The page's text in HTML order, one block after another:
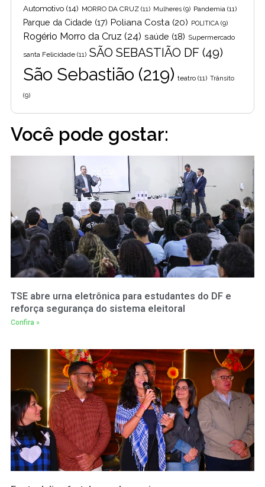
Automotivo (14) MORRO DA CRUZ (11) Mulheres (9) Pandemia (11)
Parque da Cidade (17) Poliana Costa (20) POLITICA (9)
Rogério Morro da Cruz (24) saúde (18) Supermercado
santa Felicidade (11) SÃO SEBASTIÃO DF (49)
São Sebastião (219) teatro (11) Trânsito
(9)
Você pode gostar:
TSE abre urna eletrônica para estudantes do DF e
reforça segurança do sistema eleitoral
Confira »